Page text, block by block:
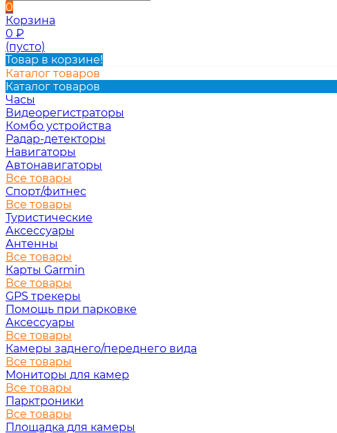
0
Корзина
0 ₽
(пусто)
Товар в корзине!
Каталог товаров
Каталог товаров
Часы
Видеорегистраторы
Комбо устройства
Радар-детекторы
Навигаторы
Автонавигаторы
Все товары
Спорт/фитнес
Все товары
Туристические
Аксессуары
Антенны
Все товары
Карты Garmin
Все товары
GPS трекеры
Помощь при парковке
Аксессуары
Все товары
Камеры заднего/переднего вида
Все товары
Мониторы для камер
Все товары
Парктроники
Все товары
Площадка для камеры